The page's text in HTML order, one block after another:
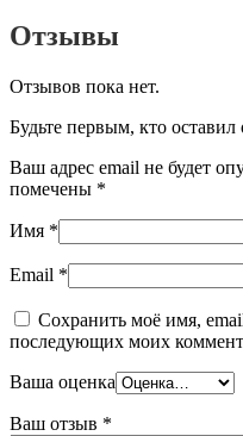
Отзывы
Отзывов пока нет.
Будьте первым, кто оставил
Ваш адрес email не будет
помечены *
Имя *
Email *
Сохранить моё имя,
последующих моих
Ваша оценка
Ваш отзыв *